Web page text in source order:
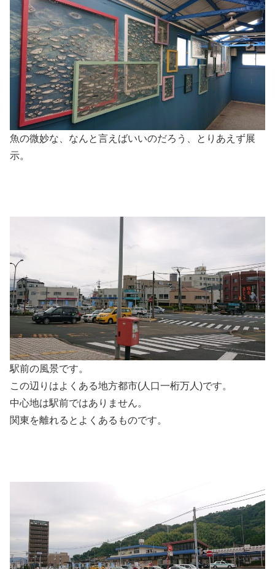
魚の微妙な、なんと言えばいいのだろう、とりあえず展
示。
駅前の風景です。
この辺りはよくある地方都市(人口一桁万人)です。
中心地は駅前ではありません。
関東を離れるとよくあるものです。